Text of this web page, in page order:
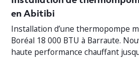
en Abitibi
Installation d’une thermopompe
Boréal 18 000 BTU à Barraute.
haute performance chauffant